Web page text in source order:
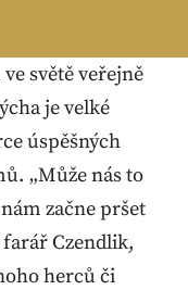
světě veřejně
je velké
úspěšných
„Může nás to
začne pršet
Czendlik,
herců či